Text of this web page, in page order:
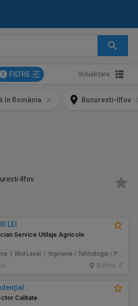
3 FILTRE Vizualizare:
în România Bucuresti-Ilfov
Ilfov
LEI
Service Utilaje Agricole
Full time | Mid-Level | Inginerie / Tehnologie / Producție
Buftea, IF
Calitate